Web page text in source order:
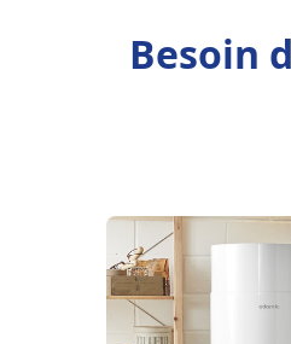
Besoin